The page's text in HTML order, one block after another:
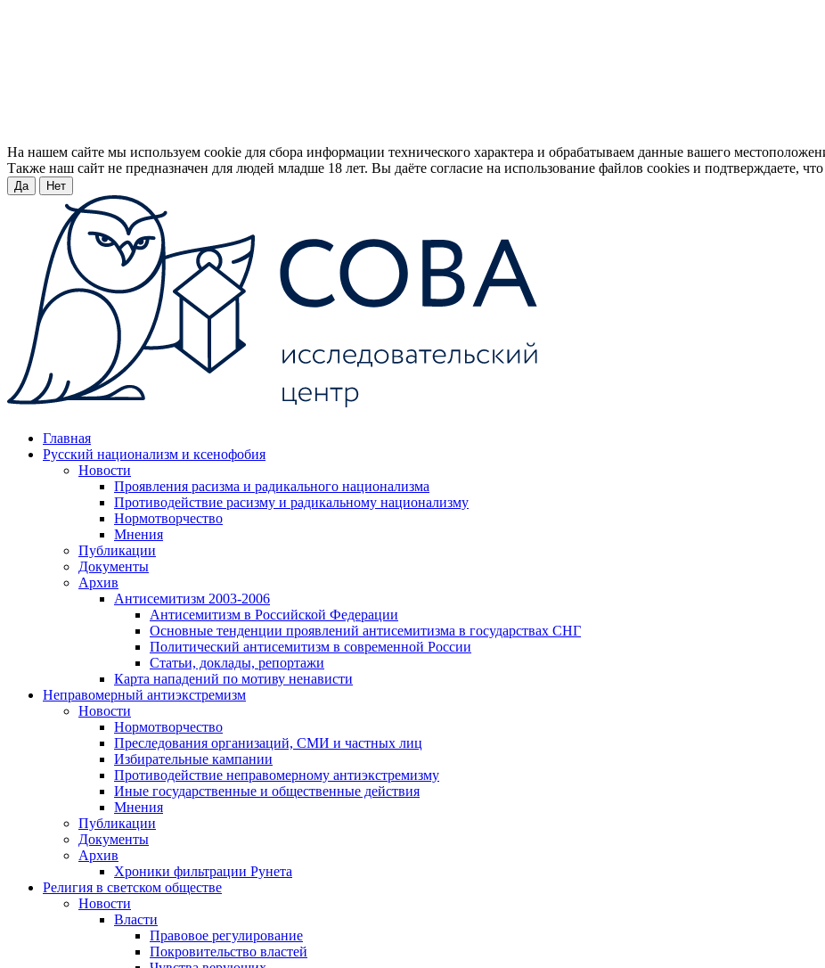
На нашем сайте мы используем cookie для сбора информации технического характера и обрабатываем данные вашего
Также наш сайт не предназначен для людей младше 18 лет. Вы даёте согласие на использование файлов cookies и подтверждаете,
Да Нет
Главная
Русский национализм и ксенофобия
Новости
Проявления расизма и радикального национализма
Противодействие расизму и радикальному национализму
Нормотворчество
Мнения
Публикации
Документы
Архив
Антисемитизм 2003-2006
Антисемитизм в Российской Федерации
Основные тенденции проявлений антисемитизма в государствах СНГ
Политический антисемитизм в современной России
Статьи, доклады, репортажи
Карта нападений по мотиву ненависти
Неправомерный антиэкстремизм
Новости
Нормотворчество
Преследования организаций, СМИ и частных лиц
Избирательные кампании
Противодействие неправомерному антиэкстремизму
Иные государственные и общественные действия
Мнения
Публикации
Документы
Архив
Хроники фильтрации Рунета
Религия в светском обществе
Новости
Власти
Правовое регулирование
Покровительство властей